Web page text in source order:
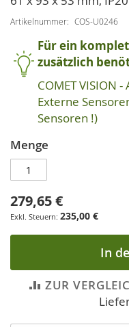
Artikelnummer COS-U0246
Für ein
zusätzlich
COMET VISION
Externe
Sensoren !)
Menge
279,65 €
235,00 €
In
ZUR